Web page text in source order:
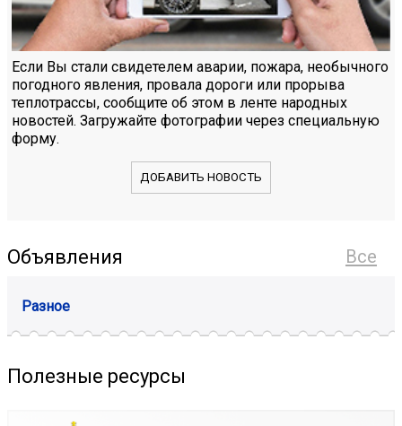
Если Вы стали свидетелем аварии, пожара, необычного
погодного явления, провала дороги или прорыва
теплотрассы, сообщите об этом в ленте народных
новостей. Загружайте фотографии через специальную
форму.
ДОБАВИТЬ НОВОСТЬ
Все
Объявления
Разное
Полезные ресурсы